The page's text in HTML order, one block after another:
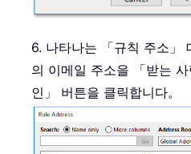
6. 나타나는 「규칙 주소」
의 이메일 주소을 「받는
인」 버튼을 클릭합니다。